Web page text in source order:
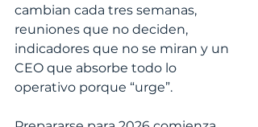
cambian cada tres semanas,
reuniones que no deciden,
indicadores que no se miran y un
CEO que absorbe todo lo
operativo porque “urge”.